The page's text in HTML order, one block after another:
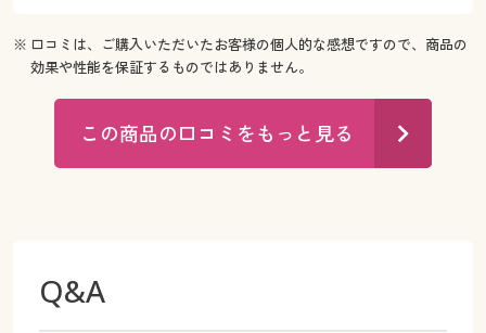
※ 口コミは、ご購入いただいたお客様の個人的な感想ですので、商品の
効果や性能を保証するものではありません。
この商品の口コミをもっと見る
Q&A